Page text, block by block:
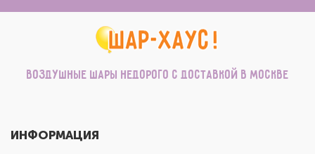
Воздушные шары недорого с доставкой в Москве
ИНФОРМАЦИЯ